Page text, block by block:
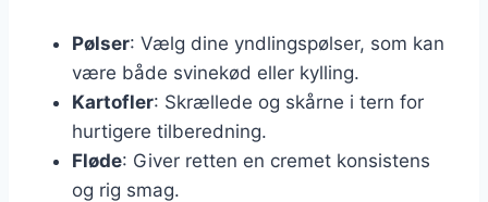
Pølser: Vælg dine yndlingspølser, som kan
være både svinekød eller kylling.
Kartofler: Skrællede og skårne i tern for
hurtigere tilberedning.
Fløde: Giver retten en cremet konsistens
og rig smag.